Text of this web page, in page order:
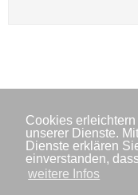
Cookies
unserer Dienste.
Dienste erklären
einverstanden,
weitere Infos
Impressum
Kontakt